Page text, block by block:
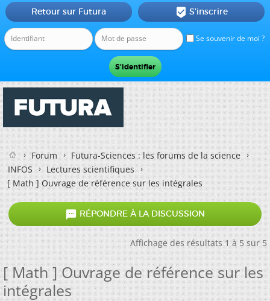
Se souvenir de moi ?
Retour sur Futura  S'inscrire
Forum
Futura-Sciences : les forums de la science
INFOS
Lectures scientifiques
[ Math ] Ouvrage de référence sur les intégrales
 RÉPONDRE À LA DISCUSSION
Affichage des résultats 1 à 5 sur 5
[ Math ] Ouvrage de référence sur les
intégrales